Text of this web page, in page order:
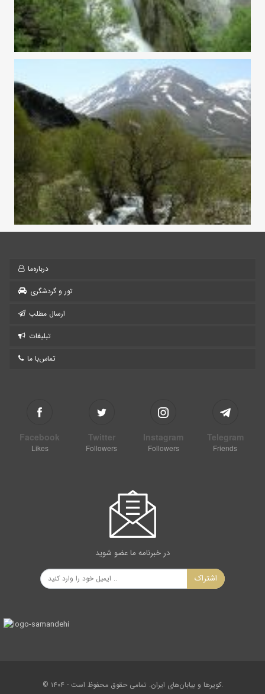
درباره‌ما
تور و گردشگری
ارسال مطلب
تبلیغات
تماس‌با ما
Facebook
Likes
Twitter
Followers
Instagram
Followers
Telegram
Friends
در خبرنامه ما عضو شوید
اشتراک
© ۱۴۰۴ - کویرها و بیابان‌های ایران. تمامی حقوق محفوظ است.